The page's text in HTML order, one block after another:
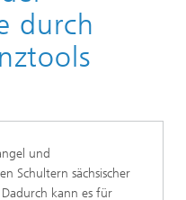
durch
und
Schultern sächsischer
kann es für